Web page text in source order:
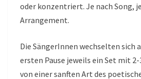
oder konzentriert. Je nach Song,
Arrangement.
Die SängerInnen wechselten sich
ersten Pause jeweils ein Set mit
von einer sanften Art des